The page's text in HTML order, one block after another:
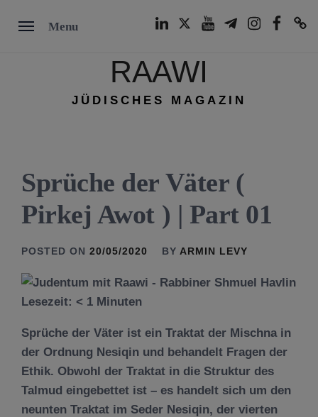
Menu
RAAWI
JÜDISCHES MAGAZIN
Sprüche der Väter (
Pirkej Awot ) | Part 01
POSTED ON 20/05/2020 BY ARMIN LEVY
Lesezeit: < 1 Minuten
Sprüche der Väter ist ein Traktat der Mischna in
der Ordnung Nesiqin und behandelt Fragen der
Ethik. Obwohl der Traktat in die Struktur des
Talmud eingebettet ist – es handelt sich um den
neunten Traktat im Seder Nesiqin, der vierten